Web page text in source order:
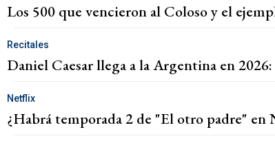
Los 500 que vencieron al Coloso y el
Recitales
Daniel Caesar llega a la Argentina en
Netflix
¿Habrá temporada 2 de "El otro padre" en